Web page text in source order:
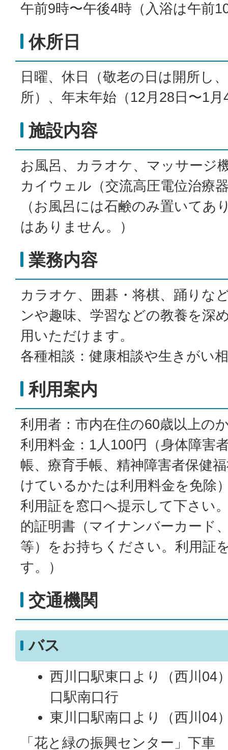
午前9時〜午後4時（入浴は午前
休所日
日曜、休日（敬老の日は開所し
所）、年末年始（12月28日〜1月
施設内容
お風呂、カラオケ、マッサージ
カイウェル（交流高圧電位治療
（お風呂には石鹸のみ置いてあ
はありません。）
業務内容
カラオケ、囲碁・将棋、踊りな
ンや趣味、学習などの教養を深
用いただけます。
各種相談：健康相談や生きがい
利用案内
利用者：市内在住の60歳以上の
利用料金：1人100円（身体障害
帳、療育手帳、精神障害者保健
けているかたは利用料金を免除
利用証を窓口へ提示して下さい
的証明書（マイナンバーカード
等）をお持ちください。利用証
す。）
交通機関
バス
西川口駅東口より（西川04
口駅南口行
東川口駅南口より（西川04
「花と緑の振興センター」下車